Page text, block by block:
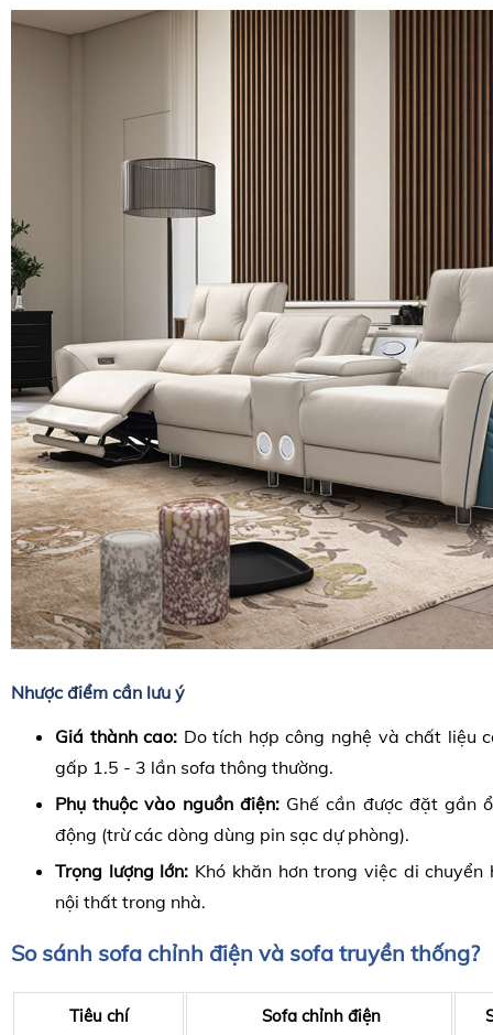
Nhược điểm cần lưu ý
Giá thành cao: Do tích hợp công nghệ và chất liệu
gấp 1.5 - 3 lần sofa thông thường.
Phụ thuộc vào nguồn điện:Ghế cần được đặt gần
động (trừ các dòng dùng pin sạc dự phòng).
Trọng lượng lớn: Khó khăn hơn trong việc di
nội thất trong nhà.
So sánh sofa chỉnh điện và sofa truyền thống?
Tiêu chí Sofa chỉnh điện